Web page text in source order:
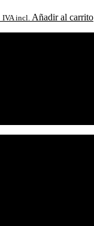
IVA incl. Añadir al carrito